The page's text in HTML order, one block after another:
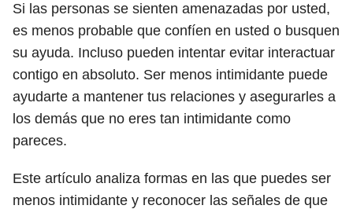
Si las personas se sienten amenazadas por usted,
es menos probable que confíen en usted o busquen
su ayuda. Incluso pueden intentar evitar interactuar
contigo en absoluto. Ser menos intimidante puede
ayudarte a mantener tus relaciones y asegurarles a
los demás que no eres tan intimidante como
pareces.
Este artículo analiza formas en las que puedes ser
menos intimidante y reconocer las señales de que